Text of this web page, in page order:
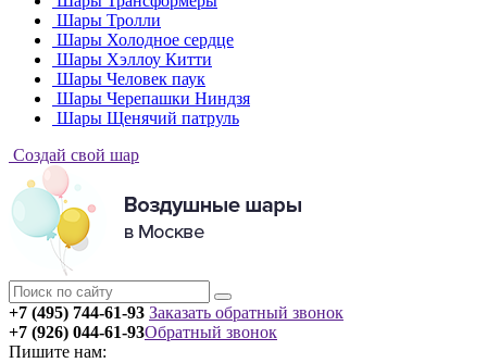
Шары Тролли
Шары Холодное сердце
Шары Хэллоу Китти
Шары Человек паук
Шары Черепашки Ниндзя
Шары Щенячий патруль
Создай свой шар
+7 (495) 744-61-93 Заказать обратный звонок
+7 (926) 044-61-93
Пишите нам:
Обратный звонок